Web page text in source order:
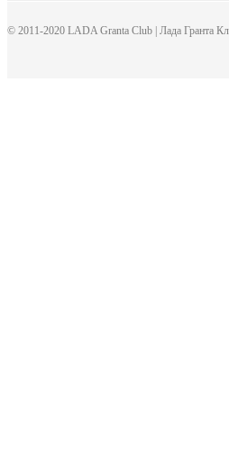
© 2011-2020 LADA Granta Club | Лада Гранта